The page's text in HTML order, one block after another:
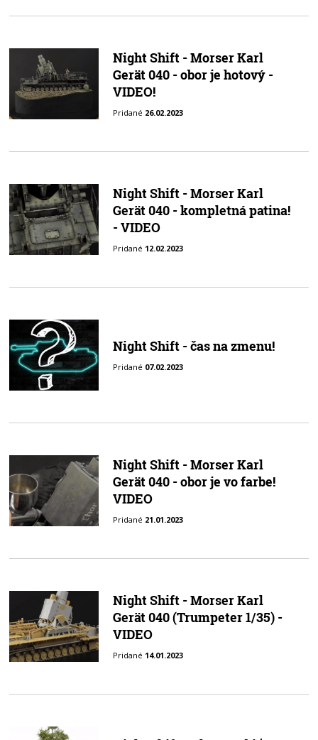
Night Shift - Morser Karl
Gerät 040 - obor je hotový -
VIDEO!
Pridané 26.02.2023
Night Shift - Morser Karl
Gerät 040 - kompletná patina!
- VIDEO
Pridané 12.02.2023
Night Shift - čas na zmenu!
Pridané 07.02.2023
Night Shift - Morser Karl
Gerät 040 - obor je vo farbe!
VIDEO
Pridané 21.01.2023
Night Shift - Morser Karl
Gerät 040 (Trumpeter 1/35) -
VIDEO
Pridané 14.01.2023